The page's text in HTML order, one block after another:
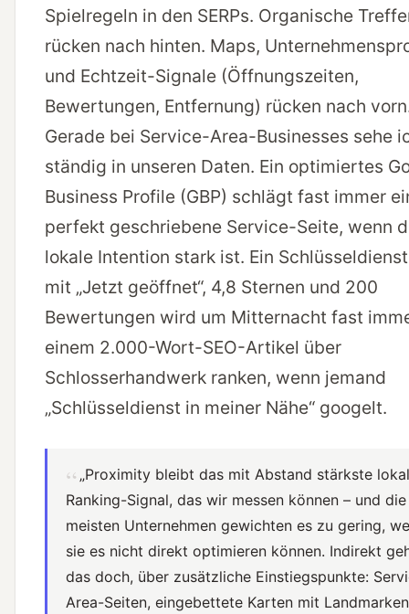
Spielregeln in den SERPs. Organische
rücken nach hinten. Maps,
und Echtzeit-Signale (Öffnungszeiten,
Bewertungen, Entfernung) rücken nach
Gerade bei Service-Area-Businesses sehe
ständig in unseren Daten. Ein optimiertes
Business Profile (GBP) schlägt fast immer
perfekt geschriebene Service-Seite, wenn
lokale Intention stark ist. Ein
mit „Jetzt geöffnet“, 4,8 Sternen und 200
Bewertungen wird um Mitternacht fast
einem 2.000-Wort-SEO-Artikel über
Schlosserhandwerk ranken, wenn jemand
„Schlüsseldienst in meiner Nähe“ googelt.
„Proximity bleibt das mit Abstand stärkste
Ranking-Signal, das wir messen können – und die
meisten Unternehmen gewichten es zu gering,
sie es nicht direkt optimieren können. Indirekt
das doch, über zusätzliche Einstiegspunkte:
Area-Seiten, eingebettete Karten mit Landmarken